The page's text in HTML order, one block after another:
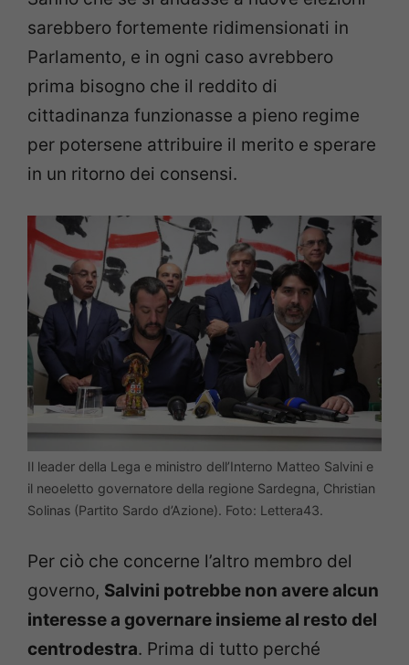
sarebbero fortemente ridimensionati in
Parlamento, e in ogni caso avrebbero
prima bisogno che il reddito di
cittadinanza funzionasse a pieno regime
per potersene attribuire il merito e sperare
in un ritorno dei consensi.
Il leader della Lega e ministro dell’Interno Matteo Salvini e
il neoeletto governatore della regione Sardegna, Christian
Solinas (Partito Sardo d’Azione). Foto: Lettera43.
Per ciò che concerne l’altro membro del
governo, Salvini potrebbe non avere alcun
interesse a governare insieme al resto del
centrodestra. Prima di tutto perché